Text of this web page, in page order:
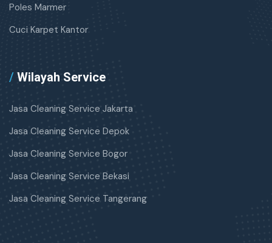
Poles Marmer
Cuci Karpet Kantor
/ Wilayah Service
Jasa Cleaning Service Jakarta
Jasa Cleaning Service Depok
Jasa Cleaning Service Bogor
Jasa Cleaning Service Bekasi
Jasa Cleaning Service Tangerang